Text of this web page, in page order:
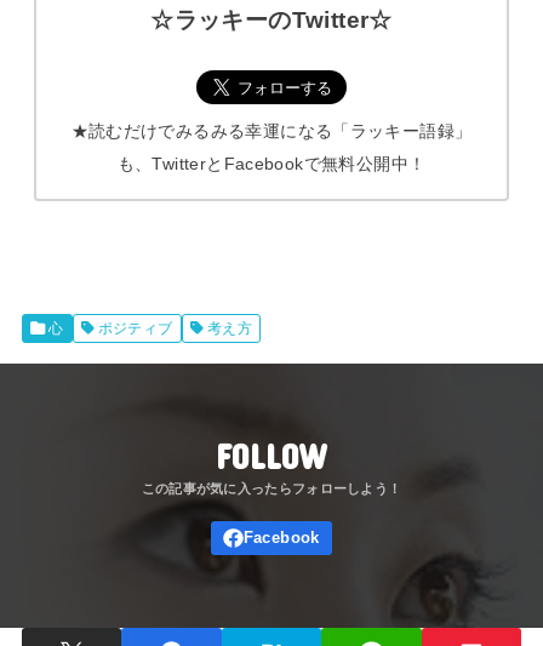
☆ラッキーのTwitter☆
★読むだけでみるみる幸運になる「ラッキー語録」
も、TwitterとFacebookで無料公開中！
心 ポジティブ 考え方
FOLLOW